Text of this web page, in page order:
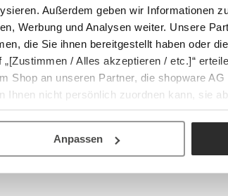
Außerdem geben wir Informationen
Werbung und Analysen weiter. Unsere
die Sie ihnen bereitgestellt haben oder
/ Alles akzeptieren / etc.]“
Shop an unseren Partner, die shopware
Ihnen nicht persönlich zuordnen kann, sie
verarbeiten darf.
Anpassen